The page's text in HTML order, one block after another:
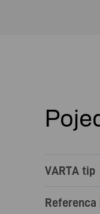
VARTA tip
Referenca